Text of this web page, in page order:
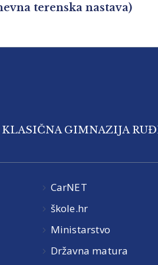
terenska nastava)
KLASIČNA GIMNAZIJA
CarNET
škole.hr
Ministarstvo
Državna matura